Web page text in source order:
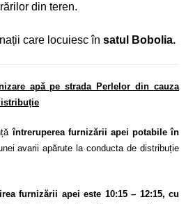
din teren.
care locuiesc în satul Bobolia.
apă pe strada Perlelor din cauza
întreruperea furnizării apei potabile în
avarii apărute la conducta de distribuție
furnizării apei este 10:15 – 12:15, cu